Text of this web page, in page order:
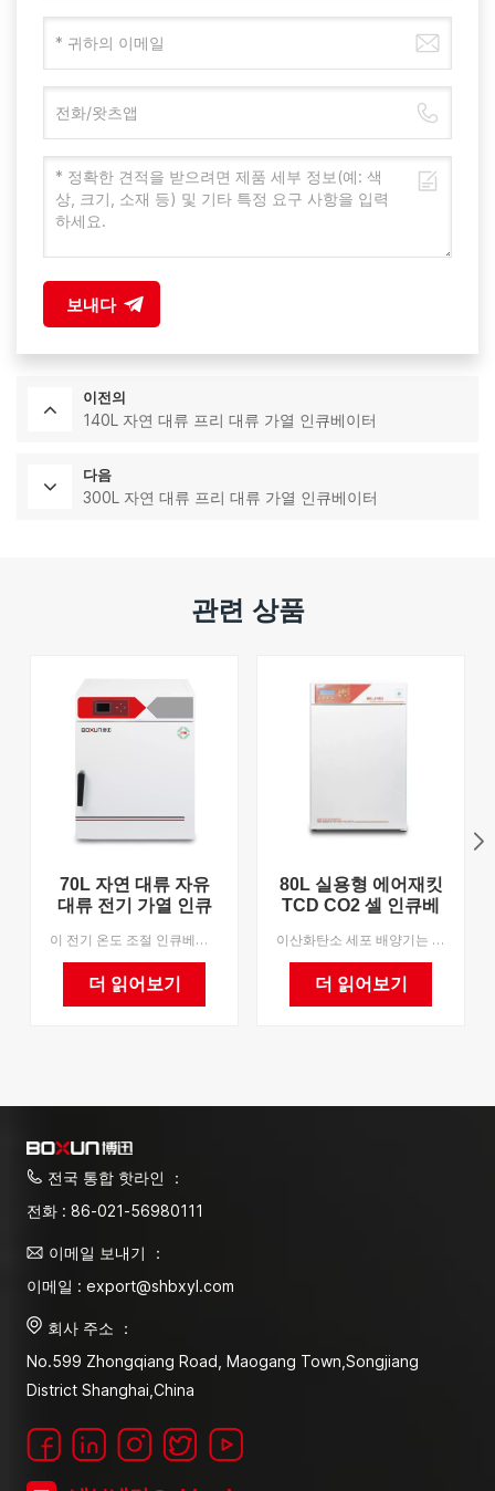
보내다
이전의
140L 자연 대류 프리 대류 가열 인큐베이터
다음
300L 자연 대류 프리 대류 가열 인큐베이터
관련 상품
70L 자연 대류 자유
대류 전기 가열 인큐
이 전기 온도 조절 인큐베이터는 높은 온도 제어 정밀도와 우수한 열 분포를 갖추고 있으며 실온 +5℃에서 100℃까지 모든 항온 실험에 적합합니다. OEM을 지원하며 MOQ는 1입니다.
더 읽어보기
80L 실용형 에어재킷
TCD CO2 셀 인큐베
실 인큐베이터
이산화탄소 세포 배양기는 세포, 조직 및 박테리아 배양을 위한 고급 장비입니다. 면역학, 종양학, 유전학, 생명공학 등의 발전에 필요한 핵심장비로 미생물학, 농학, 약리학 등의 연구와 생산에 널리 사용됩니다. 우리는 OEM을 지원하며 MOQ는 1입니다.
더 읽어보기
전국 통합 핫라인 ：
전화 : 86-021-56980111
이메일 보내기 ：
이메일 : export@shbxyl.com
회사 주소 ：
No.599 Zhongqiang Road, Maogang Town,Songjiang
District Shanghai,China